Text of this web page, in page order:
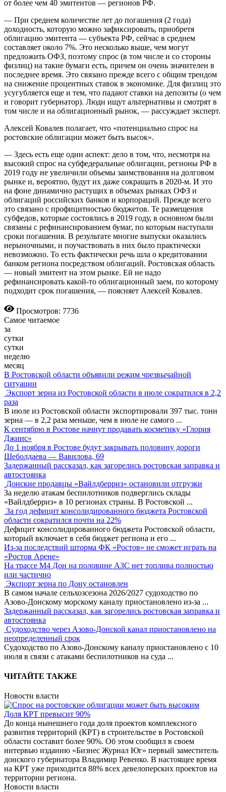
от более чем 40 эмитентов — регионов РФ.
— При среднем количестве лет до погашения (2 года)
доходность, которую можно зафиксировать, приобретя
облигацию эмитента — субъекта РФ, сейчас в среднем
составляет около 7%. Это несколько выше, чем могут
предложить ОФЗ, поэтому спрос (в том числе и со стороны
физлиц) на такие бумаги есть, причем он очень значителен в
последнее время. Это связано прежде всего с общим трендом
на снижение процентных ставок в экономике. Для физлиц это
усугубляется еще и тем, что падают ставки на депозиты (о чем
и говорит губернатор). Люди ищут альтернативы и смотрят в
том числе и на облигационный рынок, — рассуждает эксперт.
Алексей Ковалев полагает, что «потенциально спрос на
ростовские облигации может быть высок».
— Здесь есть еще один аспект: дело в том, что, несмотря на
высокий спрос на субфедеральные облигации, регионы РФ в
2019 году не увеличили объемы заимствования на долговом
рынке и, вероятно, будут их даже сокращать в 2020-м. И это
на фоне динамично растущих в объемах рынках ОФЗ и
облигаций российских банков и корпораций. Прежде всего
это связано с профицитностью бюджетов. Те размещения
субфедов, которые состоялись в 2019 году, в основном были
связаны с рефинансированием бумаг, по которым наступали
сроки погашения. В результате многие выпуски оказались
нерыночными, и поучаствовать в них было практически
невозможно. То есть фактически речь шла о кредитовании
банком региона посредством облигаций. Ростовская область
— новый эмитент на этом рынке. Ей не надо
рефинансировать какой-то облигационный заем, по которому
подходит срок погашения, — поясняет Алексей Ковалев.
Просмотров: 7736
Самое читаемое
за
сутки
сутки
неделю
месяц
В Ростовской области объявили режим чрезвычайной
ситуации
Экспорт зерна из Ростовской области в июле сократился в 2,2
раза
В июле из Ростовской области экспортировали 397 тыс. тонн
зерна — в 2,2 раза меньше, чем в июле не самого ...
К сентябрю в Ростове начнут продавать косметику «Глория
Джинс»
До 1 ноября в Ростове будут закрывать половину дороги
Шеболдаева — Вавилова, 69
Задержанный рассказал, как загорелись ростовская заправка и
автостоянка
Донские продавцы «Вайлдберриз» остановили отгрузки
За неделю атакам беспилотников подверглись склады
«Вайлдберриз» в 10 регионах страны. В Ростовской ...
За год дефицит консолидированного бюджета Ростовской
области сократился почти на 22%
Дефицит консолидированного бюджета Ростовской области,
который включает в себя бюджет региона и его ...
Из-за последствий шторма ФК «Ростов» не сможет играть на
«Ростов Арене»
На трассе М4 Дон на половине АЗС нет топлива полностью
или частично
Экспорт зерна по Дону остановлен
В самом начале сельхозсезона 2026/2027 судоходство по
Азово-Донскому морскому каналу приостановлено из-за ...
Задержанный рассказал, как загорелись ростовская заправка и
автостоянка
Судоходство через Азово-Донской канал приостановлено на
неопределенный срок
Судоходство по Азово-Донскому каналу приостановлено с 10
июля в связи с атаками беспилотников на суда ...
ЧИТАЙТЕ ТАКЖЕ
Новости власти
Доля КРТ превысит 90%
До конца нынешнего года доля проектов комплексного
развития территорий (КРТ) в строительстве в Ростовской
области составит более 90%. Об этом сообщил в своем
интервью изданию «Бизнес Журнал Юг» первый заместитель
донского губернатора Владимир Ревенко. В настоящее время
на КРТ уже приходится 88% всех девелоперских проектов на
территории региона.
Новости власти